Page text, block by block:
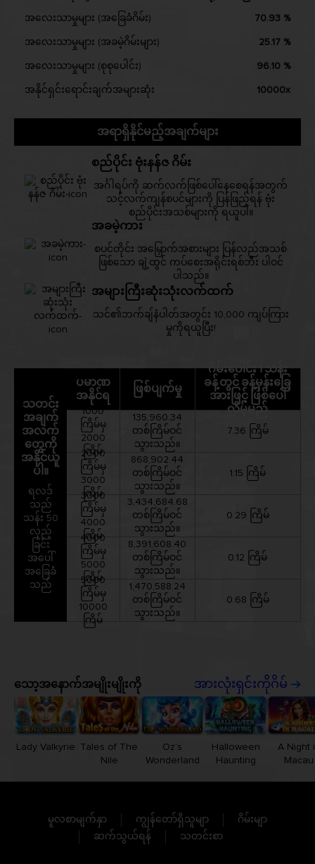
အလေးသာမှုများ (အခြေခံဂိမ်း) 70.93 %
အလေးသာမှုများ (အခမဲ့ဂိမ်းများ) 25.17 %
အလေးသာမှုများ (စုစုပေါင်း) 96.10 %
အနိုင်ရှင်းရောင်းချက်အများဆုံး 10000x
အရာရှိနိုင်မည့်အချက်များ
စည်ပိုင်း ဗုံးနန်ဇ ဂိမ်း
အင်္ဂါရပ်ကို ဆက်လက်ဖြစ်ပေါ်နေစေရန်အတွက်
သင့်လက်ကျန်စပင်များကို ပြန်ဖြည့်ရန် ဗုံး
စည်ပိုင်းအသစ်များကို ရယူပါ။
အခမဲ့ကား
စပင်တိုင်း အမြှောက်အစားများ ပြန်လည်အသစ်
ဖြစ်သော ချဲ့ထွင် ကပ်စေးအရိုင်းရစ်ဘီး ပါဝင်
ပါသည်။
အများကြီးဆုံးသုံးလက်ထက်
သင်၏ဘက်ချ်နံပါတ်အတွင်း 10,000 ကျပ်ကြား
မှုကိုရယူပြီး!
သတင်း
အချက်
အလက်
တွေကို
အနိုင်ယူ
ပါ။
ရလဒ်
သည်
သန်း 50
လှည့်
ခြင်း
အပေါ်
အခြေခံ
သည်
ပမာဏ
အနိုင်ရ
1000
ကြိမ်မှ
2000
ကြိမ်
2000
ကြိမ်မှ
3000
ကြိမ်
3000
ကြိမ်မှ
4000
ကြိမ်
4000
ကြိမ်မှ
5000
ကြိမ်
5000
ကြိမ်မှ
10000
ကြိမ်
ဖြစ်ပျက်မှု
135,960.34
တစ်ကြိမ်ဝင်
သွားသည်။
868,902.44
တစ်ကြိမ်ဝင်
သွားသည်။
3,434,684.68
တစ်ကြိမ်ဝင်
သွားသည်။
8,391,608.40
တစ်ကြိမ်ဝင်
သွားသည်။
1,470,588.24
တစ်ကြိမ်ဝင်
သွားသည်။
ဂိမ်းပေါင်း 1 သန်း
ခန့်တွင် ခန့်မှန်းခြေ
အားဖြင့် ဖြစ်ပေါ်
လိမ့်မည်
7.36 ကြိမ်
1.15 ကြိမ်
0.29 ကြိမ်
0.12 ကြိမ်
0.68 ကြိမ်
သော့အနောက်အမျိုးမျိုးကို အားလုံးရှင်းကိုဂိမ်
Lady Valkyrie
Tales of The
Nile
Oz’s
Wonderland
Halloween
Haunting
A Night
Macau
မူလစာမျက်နှာ ကျွန်တော်ရှိသူမျာ
ဂိမ်းမျာ
ဆက်သွယ်ရန်
သတင်းစာ